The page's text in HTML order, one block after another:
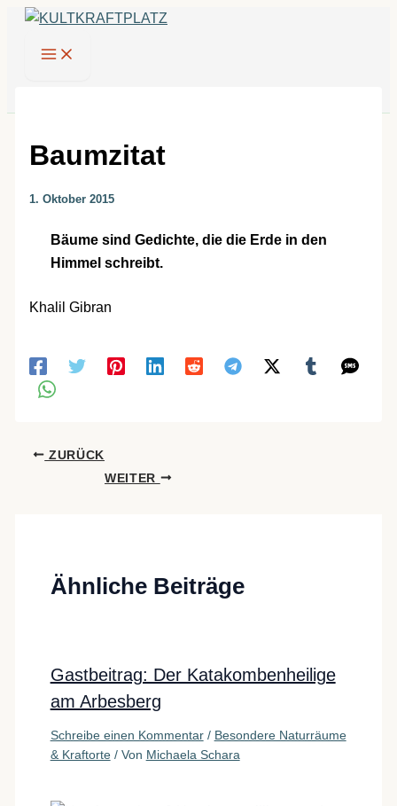
Zum
springen
Baumzitat
1. Oktober 2015
Bäume sind Gedichte, die die Erde in den
Himmel schreibt.
Khalil Gibran
ZURÜCK
WEITER
Ähnliche Beiträge
Gastbeitrag: Der Katakombenheilige
am Arbesberg
Schreibe einen Kommentar / Besondere Naturräume
& Kraftorte/ Von Michaela Schara